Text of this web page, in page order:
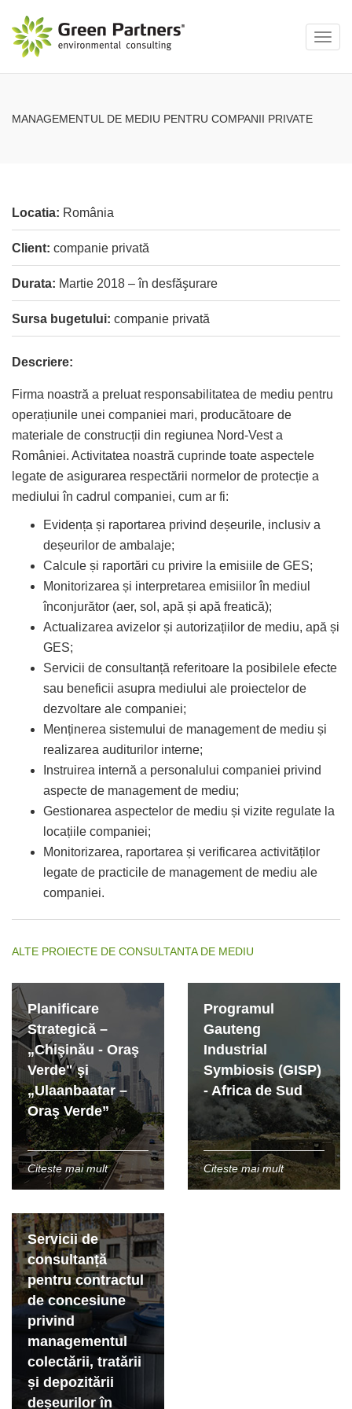
MANAGEMENTUL DE MEDIU PENTRU COMPANII PRIVATE
Locatia: România
Client: companie privată
Durata: Martie 2018 – în desfăşurare
Sursa bugetului: companie privată
Descriere:
Firma noastră a preluat responsabilitatea de mediu pentru
operațiunile unei companiei mari, producătoare de
materiale de construcții din regiunea Nord-Vest a
României. Activitatea noastră cuprinde toate aspectele
legate de asigurarea respectării normelor de protecție a
mediului în cadrul companiei, cum ar fi:
Evidența și raportarea privind deșeurile, inclusiv a
deșeurilor de ambalaje;
Calcule și raportări cu privire la emisiile de GES;
Monitorizarea și interpretarea emisiilor în mediul
înconjurător (aer, sol, apă și apă freatică);
Actualizarea avizelor și autorizațiilor de mediu, apă și
GES;
Servicii de consultanță referitoare la posibilele efecte
sau beneficii asupra mediului ale proiectelor de
dezvoltare ale companiei;
Menținerea sistemului de management de mediu și
realizarea auditurilor interne;
Instruirea internă a personalului companiei privind
aspecte de management de mediu;
Gestionarea aspectelor de mediu și vizite regulate la
locațiile companiei;
Monitorizarea, raportarea și verificarea activităților
legate de practicile de management de mediu ale
companiei.
ALTE PROIECTE DE CONSULTANTA DE MEDIU
Planificare
Strategică –
„Chişinău - Oraş
Verde" şi
„Ulaanbaatar –
Oraş Verde”
Citeste mai mult
Programul
Gauteng
Industrial
Symbiosis (GISP)
- Africa de Sud
Citeste mai mult
Servicii de
consultanță
pentru contractul
de concesiune
privind
managementul
colectării, tratării
și depozitării
deșeurilor în